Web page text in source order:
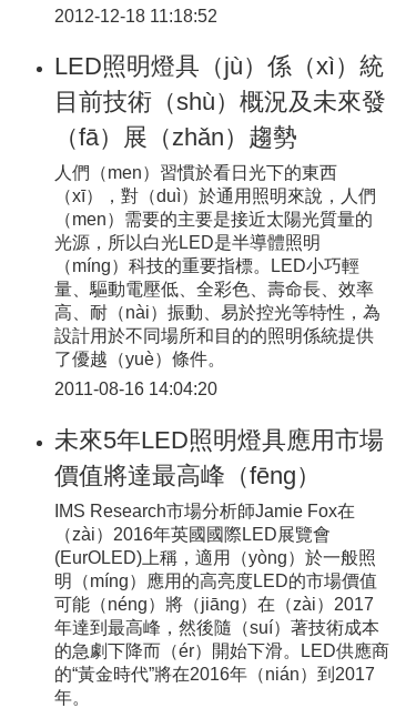
2012-12-18 11:18:52
LED照明燈具（jù）係（xì）統
目前技術（shù）概況及未來發
（fā）展（zhǎn）趨勢
人們（men）習慣於看日光下的東西
（xī），對（duì）於通用照明來說，人們
（men）需要的主要是接近太陽光質量的
光源，所以白光LED是半導體照明
（míng）科技的重要指標。LED小巧輕
量、驅動電壓低、全彩色、壽命長、效率
高、耐（nài）振動、易於控光等特性，為
設計用於不同場所和目的的照明係統提供
了優越（yuè）條件。
2011-08-16 14:04:20
未來5年LED照明燈具應用市場
價值將達最高峰（fēng）
IMS Research市場分析師Jamie Fox在
（zài）2016年英國國際LED展覽會
(EurOLED)上稱，適用（yòng）於一般照
明（míng）應用的高亮度LED的市場價值
可能（néng）將（jiāng）在（zài）2017
年達到最高峰，然後隨（suí）著技術成本
的急劇下降而（ér）開始下滑。LED供應商
的“黃金時代”將在2016年（nián）到2017
年。